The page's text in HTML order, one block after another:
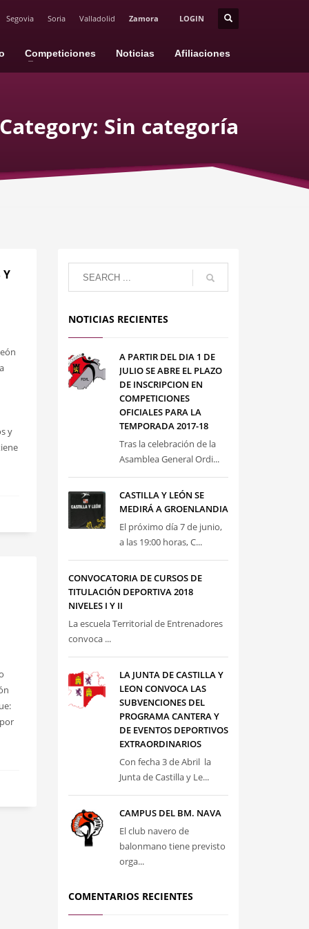
Segovia Soria Valladolid Zamora LOGIN
Competiciones Noticias Afiliaciones
Category: Sin categoría
Y
y
NOTICIAS RECIENTES
A PARTIR DEL DIA 1 DE
JULIO SE ABRE EL PLAZO
DE INSCRIPCION EN
COMPETICIONES
OFICIALES PARA LA
TEMPORADA 2017-18
Tras la celebración de la
Asamblea General Ordi...
CASTILLA Y LEÓN SE
MEDIRÁ A GROENLANDIA
El próximo día 7 de junio,
a las 19:00 horas, C...
CONVOCATORIA DE CURSOS DE
TITULACIÓN DEPORTIVA 2018
NIVELES I Y II
La escuela Territorial de Entrenadores
convoca ...
LA JUNTA DE CASTILLA Y
LEON CONVOCA LAS
SUBVENCIONES DEL
PROGRAMA CANTERA Y
DE EVENTOS DEPORTIVOS
EXTRAORDINARIOS
Con fecha 3 de Abril la
Junta de Castilla y Le...
CAMPUS DEL BM. NAVA
El club navero de
balonmano tiene previsto
orga...
COMENTARIOS RECIENTES